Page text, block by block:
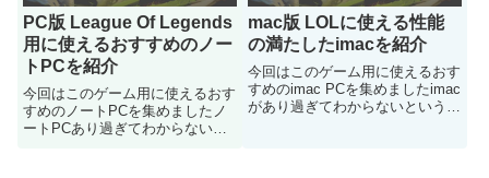
PC版 League Of Legends
用に使えるおすすめのノー
トPCを紹介
今回はこのゲーム用に使えるおす
すめのノートPCを集めましたノ
ートPCあり過ぎてわからないと
mac版 LOLに使える性能
の満たしたimacを紹介
今回はこのゲーム用に使えるおす
すめのimac PCを集めましたimac
があり過ぎてわからないという人